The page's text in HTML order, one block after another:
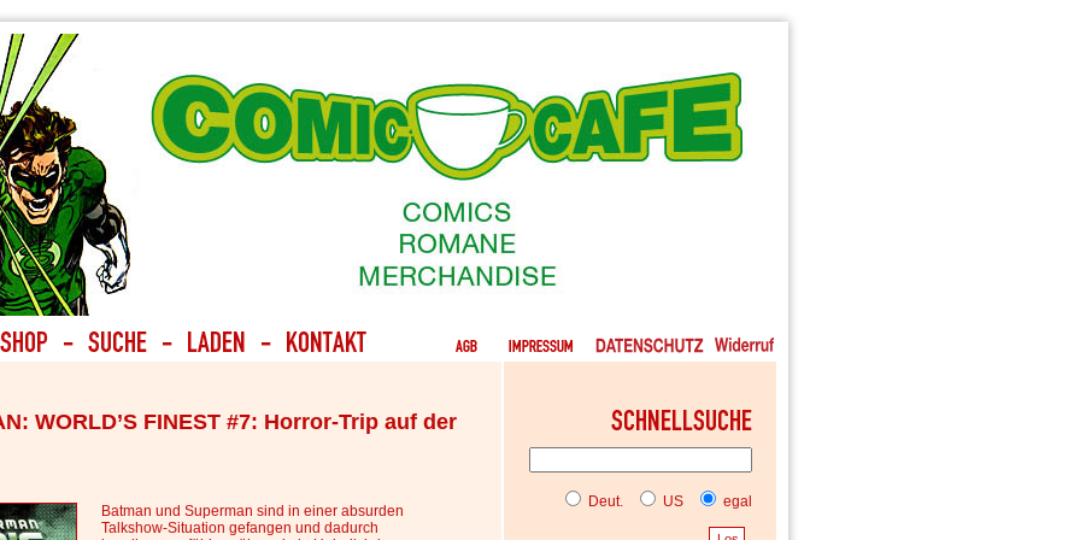
WORLD’S FINEST #7: Horror-Trip auf der
Batman und Superman sind in einer absurden
Talkshow-Situation gefangen und dadurch
Deut. US egal